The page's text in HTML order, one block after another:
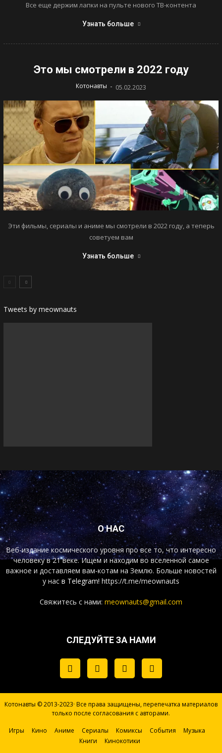
Все еще держим лапки на пульте нового ТВ-контента
Узнать больше
Это мы смотрели в 2022 году
Котонавты - 05.02.2023
Эти фильмы, сериалы и аниме мы смотрели в 2022 году, а теперь
советуем вам
Узнать больше
Tweets by meownauts
О НАС
Веб-издание космического уровня про все то, что интересно
человеку в 21 веке. Ищем и находим во вселенной самое
важное и доставляем вам-котам на Землю. Больше новостей
у нас в Telegram! https://t.me/meownauts
Свяжитесь с нами: meownauts@gmail.com
СЛЕДУЙТЕ ЗА НАМИ
Котонавты © 2013-2023· Все права защищены, перепечатка материалов
только после согласования с авторами.
Игры Кино Аниме Сериалы Комиксы События
Музыка
Книги
Кинокотики